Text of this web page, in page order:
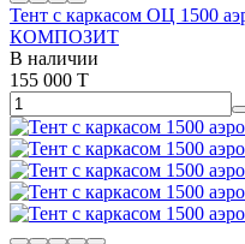
Тент с каркасом ОЦ 1500
КОМПОЗИТ
В наличии
155 000 T